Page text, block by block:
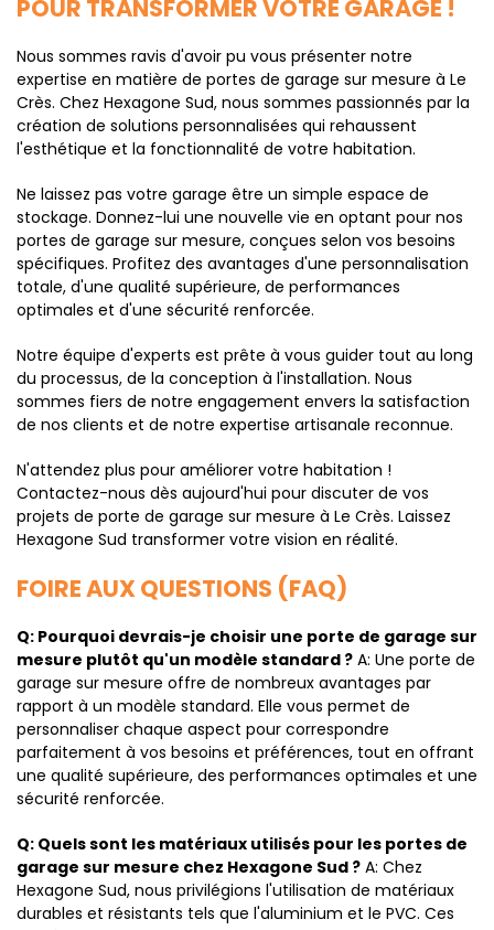
POUR TRANSFORMER VOTRE GARAGE !
Nous sommes ravis d'avoir pu vous présenter notre
expertise en matière de portes de garage sur mesure à Le
Crès. Chez Hexagone Sud, nous sommes passionnés par la
création de solutions personnalisées qui rehaussent
l'esthétique et la fonctionnalité de votre habitation.
Ne laissez pas votre garage être un simple espace de
stockage. Donnez-lui une nouvelle vie en optant pour nos
portes de garage sur mesure, conçues selon vos besoins
spécifiques. Profitez des avantages d'une personnalisation
totale, d'une qualité supérieure, de performances
optimales et d'une sécurité renforcée.
Notre équipe d'experts est prête à vous guider tout au long
du processus, de la conception à l'installation. Nous
sommes fiers de notre engagement envers la satisfaction
de nos clients et de notre expertise artisanale reconnue.
N'attendez plus pour améliorer votre habitation !
Contactez-nous dès aujourd'hui pour discuter de vos
projets de porte de garage sur mesure à Le Crès. Laissez
Hexagone Sud transformer votre vision en réalité.
FOIRE AUX QUESTIONS (FAQ)
Q: Pourquoi devrais-je choisir une porte de garage sur
mesure plutôt qu'un modèle standard ? A: Une porte de
garage sur mesure offre de nombreux avantages par
rapport à un modèle standard. Elle vous permet de
personnaliser chaque aspect pour correspondre
parfaitement à vos besoins et préférences, tout en offrant
une qualité supérieure, des performances optimales et une
sécurité renforcée.
Q: Quels sont les matériaux utilisés pour les portes de
garage sur mesure chez Hexagone Sud ? A: Chez
Hexagone Sud, nous privilégions l'utilisation de matériaux
durables et résistants tels que l'aluminium et le PVC. Ces